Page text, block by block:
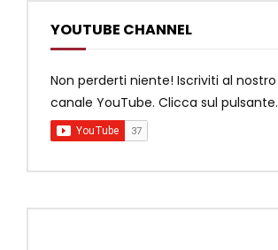
YOUTUBE CHANNEL
Non perderti niente! Iscriviti al nostro
canale YouTube. Clicca sul pulsante.